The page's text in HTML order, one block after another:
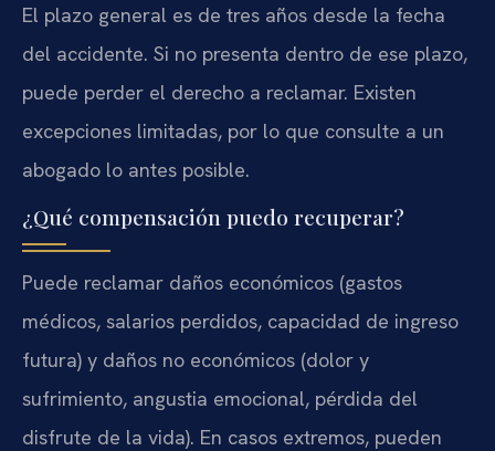
El plazo general es de tres años desde la fecha
del accidente. Si no presenta dentro de ese plazo,
puede perder el derecho a reclamar. Existen
excepciones limitadas, por lo que consulte a un
abogado lo antes posible.
¿Qué compensación puedo recuperar?
Puede reclamar daños económicos (gastos
médicos, salarios perdidos, capacidad de ingreso
futura) y daños no económicos (dolor y
sufrimiento, angustia emocional, pérdida del
disfrute de la vida). En casos extremos, pueden